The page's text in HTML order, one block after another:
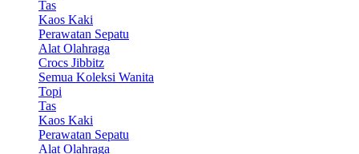
Tas
Kaos Kaki
Perawatan Sepatu
Alat Olahraga
Crocs Jibbitz
Semua Koleksi Wanita
Topi
Tas
Kaos Kaki
Perawatan Sepatu
Alat Olahraga